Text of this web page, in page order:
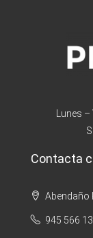
Lunes
Contacta
Abendaño
945 566